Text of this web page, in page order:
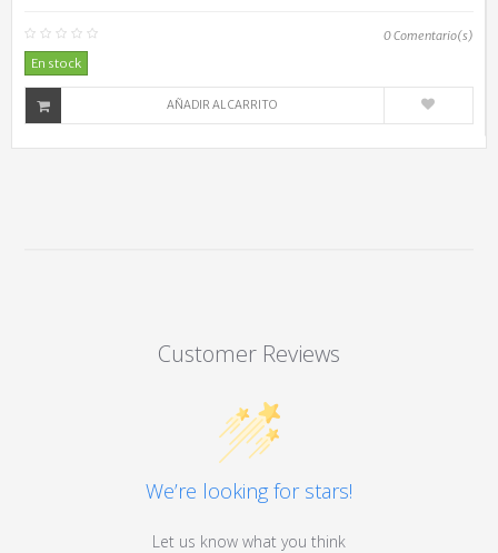
0Comentario(s)
En stock
AÑADIR AL CARRITO
Customer Reviews
We’re looking for stars!
Let us know what you think